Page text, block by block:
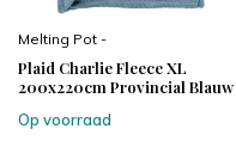
Melting Pot -
Plaid Charlie Fleece XL
200x220cm Provincial Blauw
Op voorraad